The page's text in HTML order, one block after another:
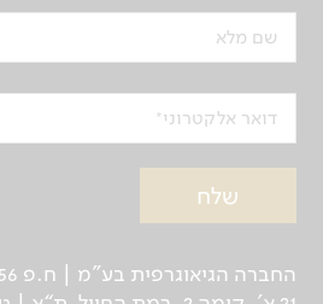
שם מלא
דואר אלקטרוני